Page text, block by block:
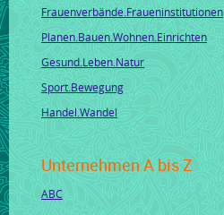
Frauenverbände.Fraueninstitutionen
Planen.Bauen.Wohnen.Einrichten
Gesund.Leben.Natur
Sport.Bewegung
Handel.Wandel
Unternehmen A bis Z
ABC